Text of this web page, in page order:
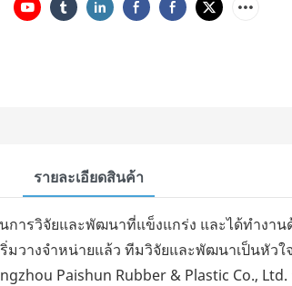
รายละเอียดสินค้า
การวิจัยและพัฒนาที่แข็งแกร่ง และได้ทำ
วางจำหน่ายแล้ว ทีมวิจัยและพัฒนาเป็นหัว
Paishun Rubber & Plastic Co.,